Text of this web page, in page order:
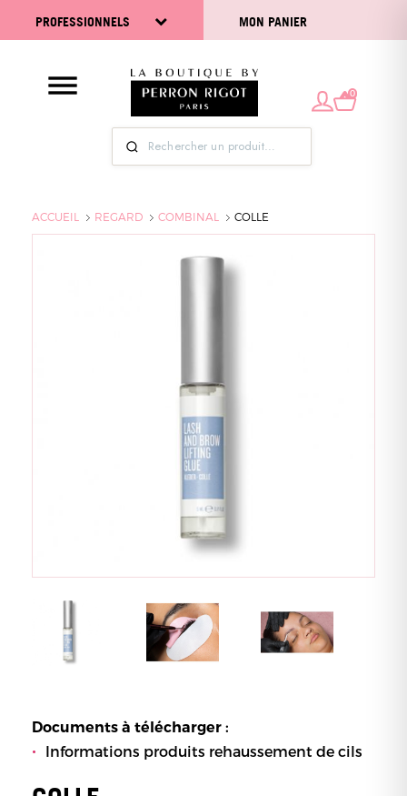
PROFESSIONNELS MON PANIER
0
ACCUEIL REGARD COMBINAL COLLE
Documents à télécharger :
Informations produits rehaussement de cils